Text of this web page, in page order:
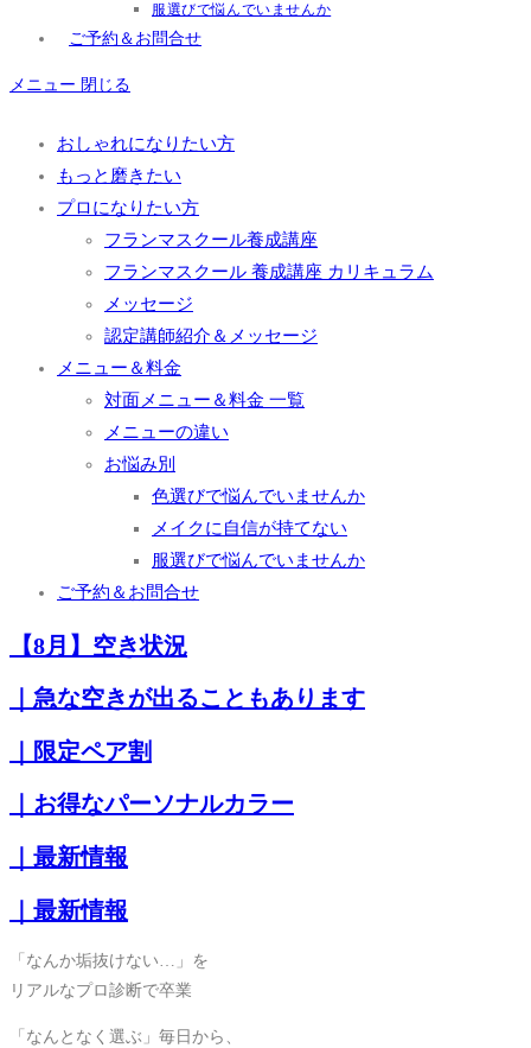
服選びで悩んでいませんか
ご予約＆お問合せ
メニュー 閉じる
おしゃれになりたい方
もっと磨きたい
プロになりたい方
フランマスクール養成講座
フランマスクール 養成講座 カリキュラム
メッセージ
認定講師紹介＆メッセージ
メニュー＆料金
対面メニュー＆料金 一覧
メニューの違い
お悩み別
色選びで悩んでいませんか
メイクに自信が持てない
服選びで悩んでいませんか
ご予約＆お問合せ
【8月】空き状況
｜急な空きが出ることもあります
｜限定ペア割
｜お得なパーソナルカラー
｜最新情報
｜最新情報
「なんか垢抜けない…」を
リアルなプロ診断で卒業
「なんとなく選ぶ」毎日から、